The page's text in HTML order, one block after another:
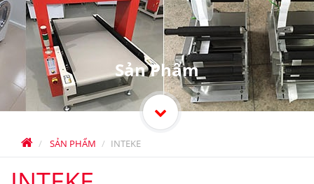
SẢN PHẨM INTEKE
Sản Phẩm